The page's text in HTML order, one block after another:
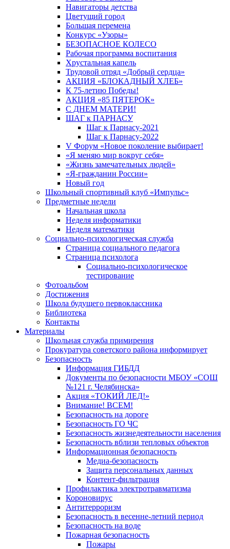
Навигаторы детства
Цветущий город
Большая перемена
Конкурс «Узоры»
БЕЗОПАСНОЕ КОЛЕСО
Рабочая программа воспитания
Хрустальная капель
Трудовой отряд «Добрый сердца»
АКЦИЯ «БЛОКАДНЫЙ ХЛЕБ»
К 75-летию Победы!
АКЦИЯ «85 ПЯТЕРОК»
С ДНЕМ МАТЕРИ!
ШАГ к ПАРНАСУ
Шаг к Парнасу-2021
Шаг к Парнасу-2022
V Форум «Новое поколение выбирает!
«Я меняю мир вокруг себя»
«Жизнь замечательных людей»
«Я-гражданин России»
Новый год
Школьный спортивный клуб «Импульс»
Предметные недели
Начальная школа
Неделя информатики
Неделя математики
Социально-психологическая служба
Страница социального педагога
Страница психолога
Социально-психологическое
тестирование
Фотоальбом
Достижения
Школа будущего первоклассника
Библиотека
Контакты
Материалы
Школьная служба примирения
Прокуратура советского района информирует
Безопасность
Информация ГИБДД
Документы по безопасности МБОУ «СОШ
№121 г. Челябинска»
Акция «ТОКИЙ ЛЕД!»
Внимание! ВСЕМ!
Безопасность на дороге
Безопасность ГО ЧС
Безопасность жизнедеятельности населения
Безопасность вблизи тепловых объектов
Информационная безопасность
Медиа-безопасность
Защита персональных данных
Контент-фильтрация
Профилактика электротравматизма
Короновирус
Антитерроризм
Безопасность в весенне-летний период
Безопасность на воде
Пожарная безопасность
Пожары